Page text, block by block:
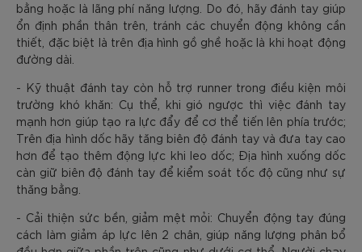
bằng hoặc là lãng phí năng lượng. Do đó, hãy đánh tay giúp
ổn định phần thân trên, tránh các chuyển động không cần
thiết, đặc biệt là trên địa hình gồ ghề hoặc là khi hoạt động
đường dài.
- Kỹ thuật đánh tay còn hỗ trợ runner trong điều kiện môi
trường khó khăn: Cụ thể, khi gió ngược thì việc đánh tay
mạnh hơn giúp tạo ra lực đẩy để cơ thể tiến lên phía trước;
Trên địa hình dốc hãy tăng biên độ đánh tay và đưa tay cao
hơn để tạo thêm động lực khi leo dốc; Địa hình xuống dốc
càn giữ biên độ đánh tay để kiểm soát tốc độ cũng như sự
thăng bằng.
- Cải thiện sức bền, giảm mệt mỏi: Chuyển động tay đúng
cách làm giảm áp lực lên 2 chân, giúp năng lượng phân bổ